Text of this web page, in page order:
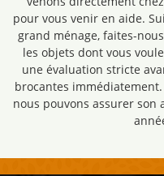
pour vous venir en aide.
grand ménage, faites-
les objets dont vous
une évaluation stricte
brocantes
nous pouvons assurer son